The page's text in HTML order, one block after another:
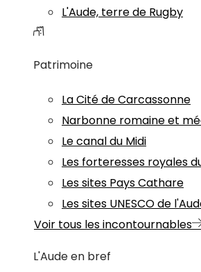
L'Aude, terre de Rugby
Patrimoine
La Cité de Carcassonne
Narbonne romaine et
Le canal du Midi
Les forteresses royales
Les sites Pays Cathare
Les sites UNESCO de
Voir tous les incontournables
L'Aude en bref